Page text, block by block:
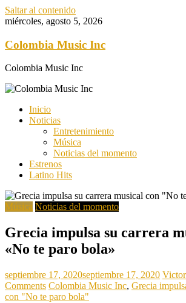
Saltar al contenido
miércoles, agosto 5, 2026
Colombia Music Inc
Colombia Music Inc
Inicio
Noticias
Entretenimiento
Música
Noticias del momento
Estrenos
Latino Hits
Música Noticias del momento
Grecia impulsa su carrera
«No te paro bola»
septiembre 17, 2020septiembre 17, 2020
Comments Colombia Music Inc, Grecia
con "No te paro bola"